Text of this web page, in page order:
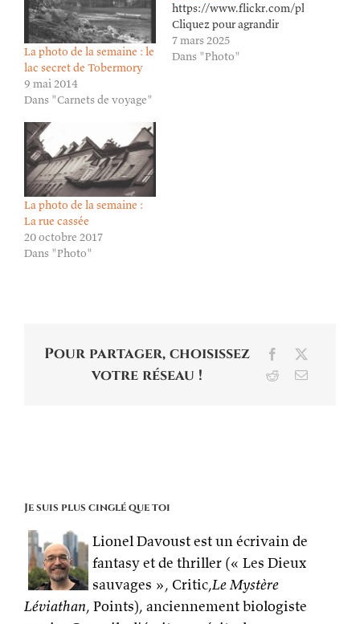
La photo de la semaine : le
lac secret de Tobermory
9 mai 2014
Dans "Carnets de voyage"
https://www.flickr.com/photos/
Cliquez pour agrandir
7 mars 2025
Dans "Photo"
La photo de la semaine :
La rue cassée
20 octobre 2017
Dans "Photo"
Pour partager, choisissez
votre réseau !
Facebook
RedditEmail
Je suis plus cinglé que toi
Lionel Davoust est un écrivain de
fantasy et de thriller (« Les Dieux
sauvages », Critic,Le Mystère
Léviathan, Points), anciennement biologiste